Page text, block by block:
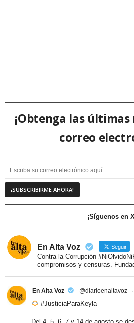
¡Obtenga las
correo
¡Síguenos en
En Alta Voz Seguir
Contra la Corrupción
compromisos y censuras.
En Alta Voz @diarioenaltavoz ·
#JusticiaParaKeyla